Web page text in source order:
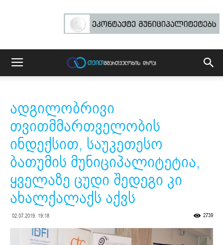
ადგილობრივი
თვითმმართველობის
ინდექსით, საუკეთესო
ბათუმის მუნიციპალიტეტია,
ყველაზე ცუდი შედეგი კი
ახალქალაქს აქვს
02.07.2019. 19:18 2739